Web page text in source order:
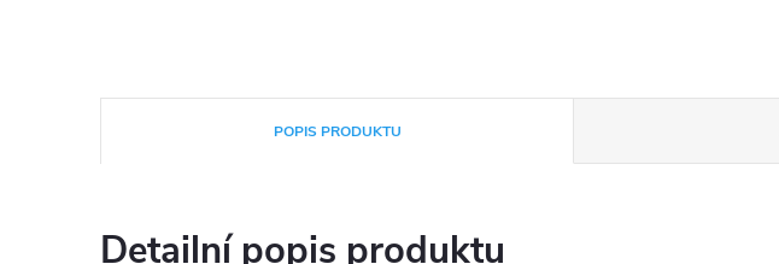
POPIS PRODUKTU
Detailní popis produktu